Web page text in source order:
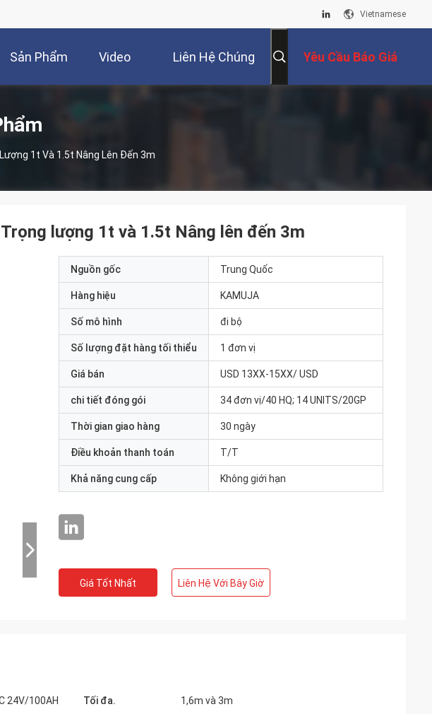
Vietnamese
Sản Phẩm Video Liên Hệ Chúng Yêu Cầu Báo Giá
1t Và 1.5t Nâng Lên Đến 3m
lượng 1t và 1.5t Nâng lên đến 3m
Nguồn gốc Trung Quốc
Hàng hiệu KAMUJA
Số mô hình đi bộ
Số lượng đặt hàng tối thiểu 1 đơn vị
Giá bán USD 13XX-15XX/ USD
chi tiết đóng gói 34 đơn vị/40 HQ; 14 UNITS/20GP
Thời gian giao hàng 30 ngày
Điều khoản thanh toán T/T
Khả năng cung cấp Không giới hạn
Giá Tốt Nhất Liên Hệ Với Bây Giờ
24V/100AH Tối đa. 1,6m và 3m